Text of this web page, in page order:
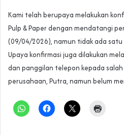
Kami telah berupaya melakukan
Pulp & Paper dengan mendatangi
(09/04/2026), namun tidak ada
Upaya konfirmasi juga dilakukan
dan panggilan telepon kepada
perusahaan, Putra, namun belum